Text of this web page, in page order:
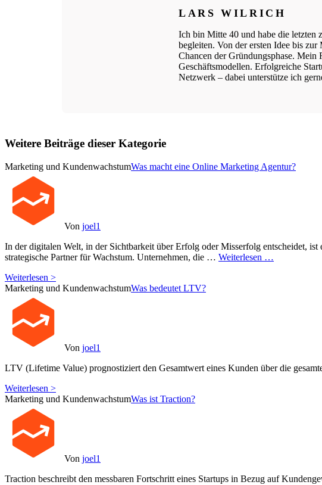
LARS WILRICH
Ich bin Mitte 40 und habe die letzten
begleiten. Von der ersten Idee bis
Chancen der Gründungsphase. Mein
Geschäftsmodellen. Erfolgreiche
Netzwerk – dabei unterstütze ich
Weitere Beiträge dieser Kategorie
Marketing und KundenwachstumWas macht eine Online Marketing Agentur?
Von joel1
In der digitalen Welt, in der Sichtbarkeit über Erfolg oder Misserfolg entscheidet,
strategische Partner für Wachstum. Unternehmen, die … Weiterlesen …
Weiterlesen >
Marketing und KundenwachstumWas bedeutet LTV?
Von joel1
LTV (Lifetime Value) prognostiziert den Gesamtwert eines Kunden über die
Weiterlesen >
Marketing und KundenwachstumWas ist Traction?
Von joel1
Traction beschreibt den messbaren Fortschritt eines Startups in Bezug auf